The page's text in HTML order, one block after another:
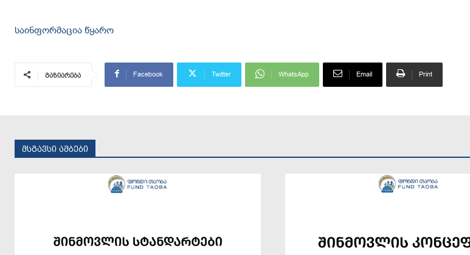
საინფორმაცია წყარო
გაზიარება Facebook Twitter WhatsApp Email Print
მსგავსი ამბები